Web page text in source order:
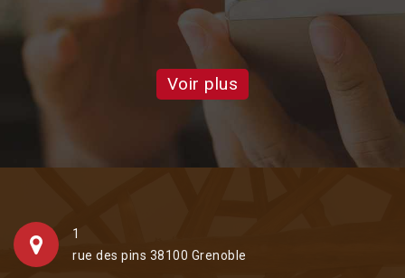
Voir plus
1
rue des pins 38100 Grenoble